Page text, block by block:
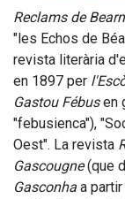
Reclams de
"les Echos de
revista literària
en 1897 per
Gastou Fébus en
"febusienca"),
Oest". La revista
Gascougne (que
Gasconha a